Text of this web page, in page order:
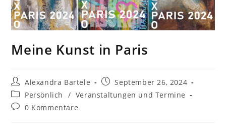
Meine Kunst in Paris
Alexandra Bartele
September 26, 2024
Persönlich
/ Veranstaltungen und Termine
0 Kommentare